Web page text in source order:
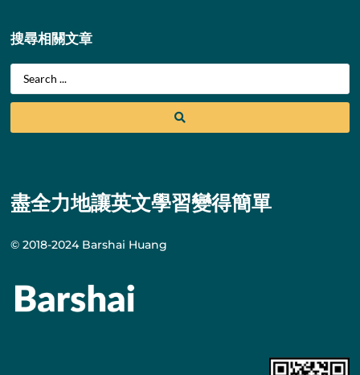
搜尋相關文章
盡全力地讓英文學習變得簡單
© 2018-2024 Barshai Huang